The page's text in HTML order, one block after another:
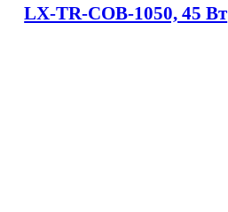
LX-TR-COB-1050, 45 Вт